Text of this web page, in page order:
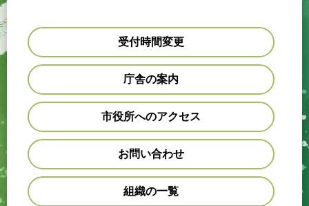
受付時間変更
庁舎の案内
市役所へのアクセス
お問い合わせ
組織の一覧